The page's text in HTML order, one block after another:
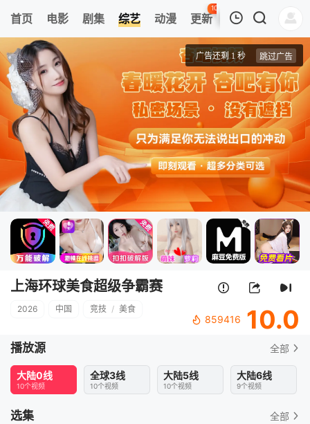
首页 电影 剧集 综艺 动漫 更新
103
热榜 APP
第1期
上海环球美食超级争霸赛
清空
上海环球美食超级争霸赛
2026 中国 竞技 / 美食
859416 10.0
播放源 全部
大陆0线
10个视频
全球3线
10个视频
大陆5线
10个视频
大陆6线
9个视频
选集 全部